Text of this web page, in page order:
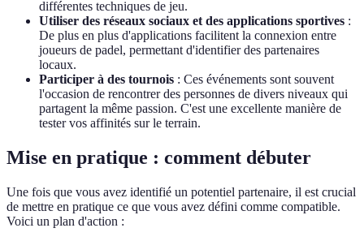
différentes techniques de jeu.
Utiliser des réseaux sociaux et des applications sportives :
De plus en plus d'applications facilitent la connexion entre
joueurs de padel, permettant d'identifier des partenaires
locaux.
Participer à des tournois : Ces événements sont souvent
l'occasion de rencontrer des personnes de divers niveaux qui
partagent la même passion. C'est une excellente manière de
tester vos affinités sur le terrain.
Mise en pratique : comment débuter
Une fois que vous avez identifié un potentiel partenaire, il est crucial
de mettre en pratique ce que vous avez défini comme compatible.
Voici un plan d'action :